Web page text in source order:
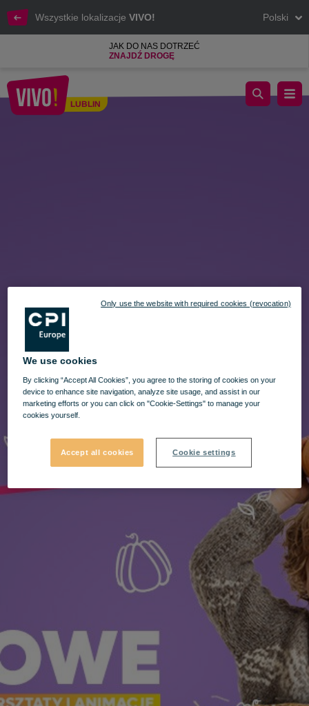
Wszystkie lokalizacje VIVO! Polski
JAK DO NAS DOTRZEĆ
ZNAJDŹ DROGĘ
LUBLIN
Jesienne Pole Dyniowe w VIVO!
We use cookies
By clicking “Accept All Cookies”, you agree to the storing of cookies on your
device to enhance site navigation, analyze site usage, and assist in our
marketing efforts or you can click on "Cookie-Settings" to manage your
cookies yourself.
Accept all cookies Cookie settings
Only use the website with required cookies (revocation)